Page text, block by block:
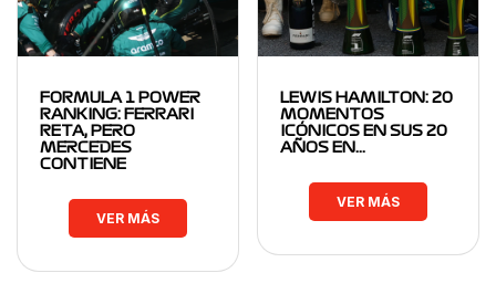
FORMULA 1 POWER
RANKING: FERRARI
RETA, PERO
MERCEDES
CONTIENE
VER MÁS
LEWIS HAMILTON: 20
MOMENTOS
ICÓNICOS EN SUS 20
AÑOS EN…
VER MÁS